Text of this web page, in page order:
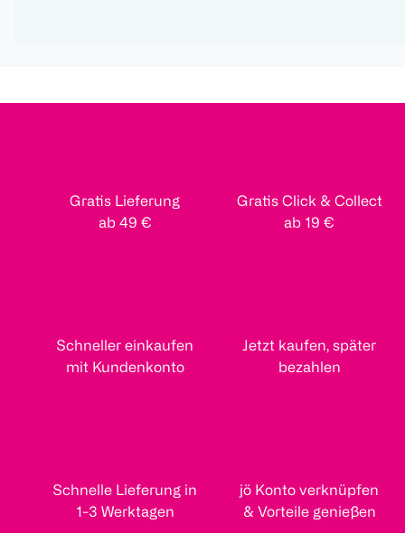
Gratis Lieferung
ab 49 €
Gratis Click & Collect
ab 19 €
Schneller einkaufen
mit Kundenkonto
Jetzt kaufen, später
bezahlen
Schnelle Lieferung in
1-3 Werktagen
jö Konto verknüpfen
& Vorteile genießen